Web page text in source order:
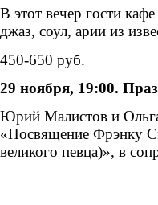
В этот вечер гости
джаз, соул, арии из
450-650 руб.
29 ноября, 19:00.
Юрий Малистов и
«Посвящение Фрэнку
великого певца)», в